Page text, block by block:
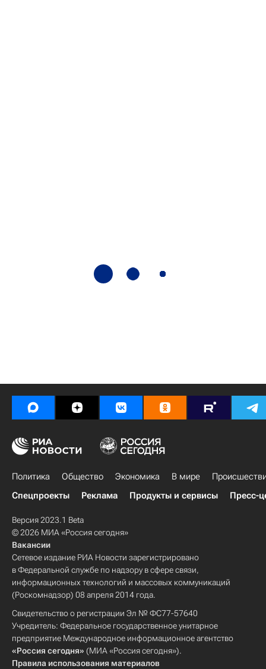
Политика Общество Экономика В мире
Спецпроекты
Реклама Продукты и сервисы Пресс-
Версия 2023.1 Beta
© 2026 МИА «Россия сегодня»
Вакансии
Сетевое издание РИА Новости зарегистрировано
в Федеральной службе по надзору в сфере связи,
информационных технологий и массовых коммуникаций
(Роскомнадзор) 08 апреля 2014 года.
Свидетельство о регистрации Эл № ФС77-57640
Учредитель: Федеральное государственное унитарное
предприятие Международное информационное агентство
«Россия сегодня» (МИА «Россия сегодня»).
Правила использования материалов